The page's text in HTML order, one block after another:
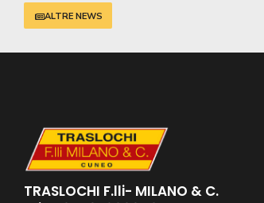
ALTRE NEWS
TRASLOCHI F.lli- MILANO & C.